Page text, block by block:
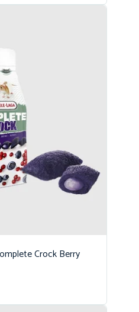
Crock Berry